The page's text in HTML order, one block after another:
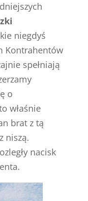
niegdyś
Kontrahentów
spełniają
o
właśnie
brat z tą
niszą.
nacisk